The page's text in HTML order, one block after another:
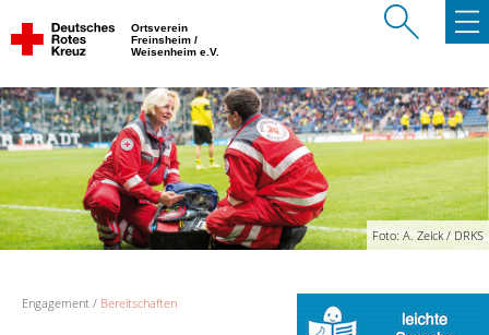
Ortsverein
Freinsheim /
Weisenheim e.V.
Foto: A. Zelck / DRKS
Engagement Bereitschaften